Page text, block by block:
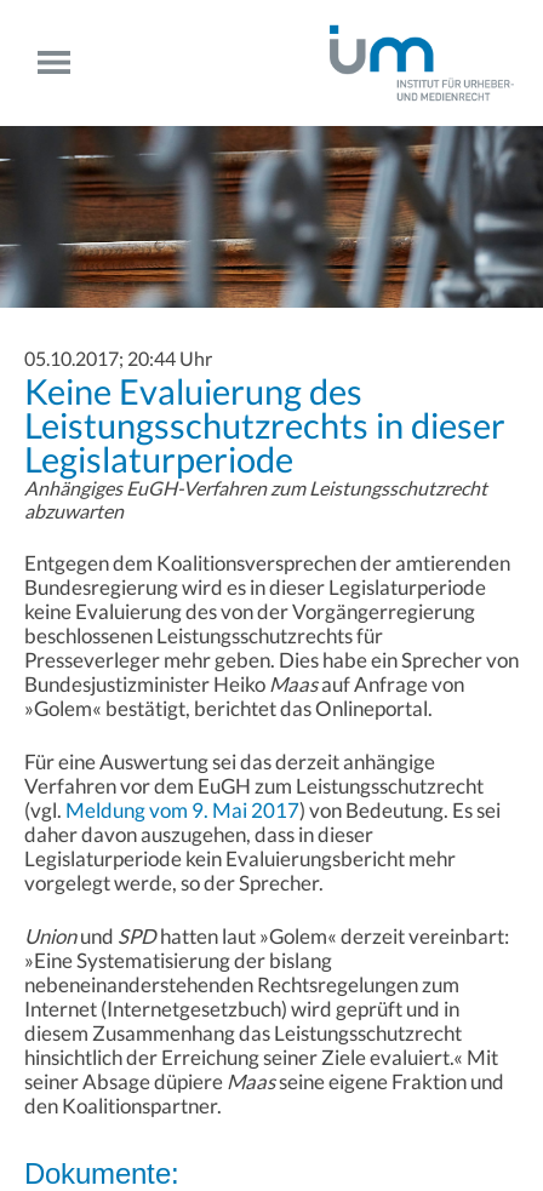
05.10.2017; 20:44 Uhr
Keine Evaluierung des
Leistungsschutzrechts in dieser
Legislaturperiode
Anhängiges EuGH-Verfahren zum Leistungsschutzrecht
abzuwarten
Entgegen dem Koalitionsversprechen der amtierenden
Bundesregierung wird es in dieser Legislaturperiode
keine Evaluierung des von der Vorgängerregierung
beschlossenen Leistungsschutzrechts für
Presseverleger mehr geben. Dies habe ein Sprecher von
Bundesjustizminister HeikoMaasauf Anfrage von
»Golem« bestätigt, berichtet das Onlineportal.
Für eine Auswertung sei das derzeit anhängige
Verfahren vor dem EuGH zum Leistungsschutzrecht
(vgl. Meldung vom 9. Mai 2017) von Bedeutung. Es sei
daher davon auszugehen, dass in dieser
Legislaturperiode kein Evaluierungsbericht mehr
vorgelegt werde, so der Sprecher.
Unionund SPDhatten laut »Golem« derzeit vereinbart:
»Eine Systematisierung der bislang
nebeneinanderstehenden Rechtsregelungen zum
Internet (Internetgesetzbuch) wird geprüft und in
diesem Zusammenhang das Leistungsschutzrecht
hinsichtlich der Erreichung seiner Ziele evaluiert.« Mit
seiner Absage düpiereMaasseine eigene Fraktion und
den Koalitionspartner.
Dokumente: